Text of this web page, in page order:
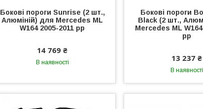
Бокові пороги Sunrise (2 шт.,
Алюміній) для Mercedes ML
W164 2005-2011 рр
14 769 ₴
В наявності
Бокові пороги
Black (2 шт.,
Mercedes ML
рр
13 237 ₴
В наявності